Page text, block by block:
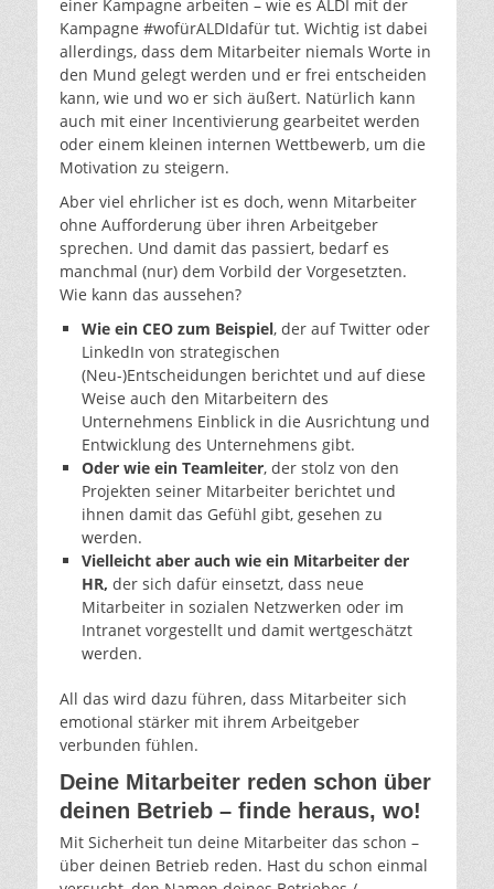
einer Kampagne arbeiten – wie es ALDI mit der
Kampagne #wofürALDIdafür tut. Wichtig ist dabei
allerdings, dass dem Mitarbeiter niemals Worte in
den Mund gelegt werden und er frei entscheiden
kann, wie und wo er sich äußert. Natürlich kann
auch mit einer Incentivierung gearbeitet werden
oder einem kleinen internen Wettbewerb, um die
Motivation zu steigern.
Aber viel ehrlicher ist es doch, wenn Mitarbeiter
ohne Aufforderung über ihren Arbeitgeber
sprechen. Und damit das passiert, bedarf es
manchmal (nur) dem Vorbild der Vorgesetzten.
Wie kann das aussehen?
Wie ein CEO zum Beispiel, der auf Twitter oder
LinkedIn von strategischen
(Neu-)Entscheidungen berichtet und auf diese
Weise auch den Mitarbeitern des
Unternehmens Einblick in die Ausrichtung und
Entwicklung des Unternehmens gibt.
Oder wie ein Teamleiter, der stolz von den
Projekten seiner Mitarbeiter berichtet und
ihnen damit das Gefühl gibt, gesehen zu
werden.
Vielleicht aber auch wie ein Mitarbeiter der
HR, der sich dafür einsetzt, dass neue
Mitarbeiter in sozialen Netzwerken oder im
Intranet vorgestellt und damit wertgeschätzt
werden.
All das wird dazu führen, dass Mitarbeiter sich
emotional stärker mit ihrem Arbeitgeber
verbunden fühlen.
Deine Mitarbeiter reden schon über
deinen Betrieb – finde heraus, wo!
Mit Sicherheit tun deine Mitarbeiter das schon –
über deinen Betrieb reden. Hast du schon einmal